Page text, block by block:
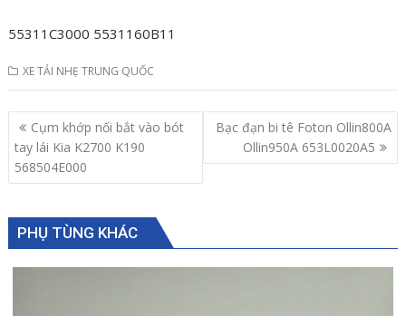
55311C3000 5531160B11
XE TẢI NHẸ TRUNG QUỐC
Post
navigation
Cụm khớp nối bắt vào bót
tay lái Kia K2700 K190
568504E000
Bạc đạn bi tê Foton Ollin800A
Ollin950A 653L0020A5
PHỤ TÙNG KHÁC